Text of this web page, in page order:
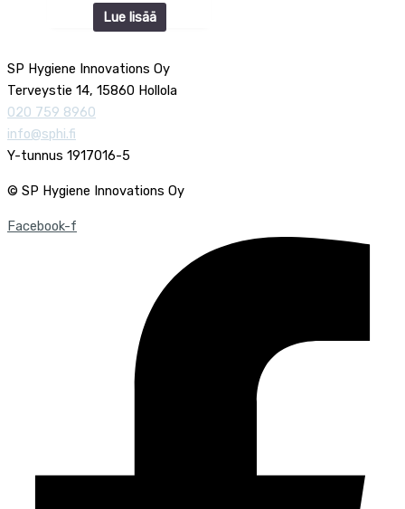
Lue lisää
SP Hygiene Innovations Oy
Terveystie 14, 15860 Hollola
020 759 8960
info@sphi.fi
Y-tunnus 1917016-5
© SP Hygiene Innovations Oy
Facebook-f